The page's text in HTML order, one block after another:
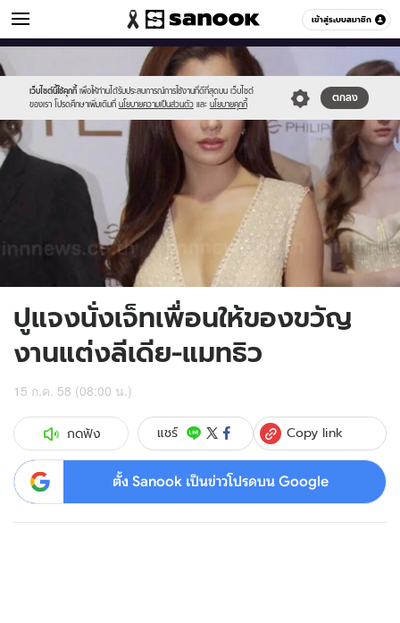
เข้าสู่ระบบสมาชิก
ข่าวบันเทิง หมวดอื่นๆ
เว็บไซต์นี้ใช้คุกกี้ เพื่อให้ท่านได้รับประสบการณ์การใช้งานที่ดีที่สุดบน เว็บไซต์
ของเรา โปรดศึกษาเพิ่มเติมที่ นโยบายความเป็นส่วนตัว และ นโยบายคุกกี้
ตกลง
//s.isanook.com/sr/0/images/logo-
new-
sanook.png
//s.isanook.com/ns/0/ud/366/1830214/632024-
01.jpg
ปูแจงนั่งเจ็ทเพื่อนให้ของขวัญ
งานแต่งลีเดีย-แมทธิว
15 ก.ค. 58 (08:00 น.)
กดฟัง แชร์ Copy link
ตั้ง Sanook เป็นข่าวโปรดบน Google